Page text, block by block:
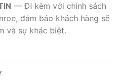
— Đi kèm với chính sách
đảm bảo khách hàng sẽ
và sự khác biệt.